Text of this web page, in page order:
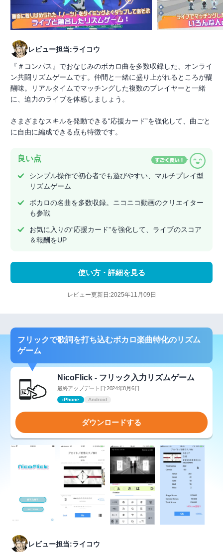
レビュー担当:ライコウ
『＃コンパス』でおなじみのボカロ曲を多数収録した、オンライ
ン共闘リズムゲームです。仲間と一緒に盛り上がれるところが醍
醐味。リアルタイムでマッチングした複数のプレイヤーと一緒
に、迫力のライブを体感しましょう。
さまざまなスキルを発動できる“応援カード”を強化して、曲ごと
に自由に編成できる点も特徴です。
良い点
シンプル操作で初心者でも遊びやすい、マルチプレイ型
リズムゲーム
ボカロの名曲を多数収録。ニコニコ動画のクリエイター
も参戦
お気に入りの“応援カード”を強化して、ライブのスコア
＆報酬をUP
使い方・詳細を見る
レビュー更新日:2025年11月09日
フリックで歌詞を打ち込むボカロ楽曲特化のリズム
ゲーム
NicoFlick - フリック入力リズムゲーム
最終アップデート日:2024年8月6日
iPhone Android
ダウンロードする
レビュー担当:ライコウ